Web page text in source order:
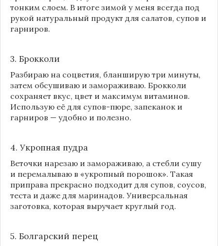
тонким слоем. В итоге зимой у меня всегда под
рукой натуральный продукт для салатов, супов и
гарниров.
3. Брокколи
Разбираю на соцветия, бланширую три минуты,
затем обсушиваю и замораживаю. Брокколи
сохраняет вкус, цвет и максимум витаминов.
Использую её для супов-пюре, запеканок и
гарниров — удобно и полезно.
4. Укропная пудра
Веточки нарезаю и замораживаю, а стебли сушу
и перемалываю в «укропный порошок». Такая
приправа прекрасно подходит для супов, соусов,
теста и даже для маринадов. Универсальная
заготовка, которая выручает круглый год.
5. Болгарский перец